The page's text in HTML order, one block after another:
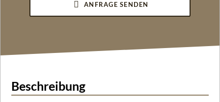
ANFRAGE SENDEN
Beschreibung